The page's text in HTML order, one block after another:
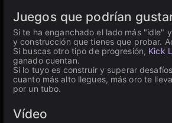
Juegos que podrían
Si te ha enganchado el lado más "idle"
y construcción que tienes que probar.
Si buscas otro tipo de progresión, Kick
ganado cuentan.
Si lo tuyo es construir y superar
cuanto más alto llegues, más oro te
por un tubo.
Vídeo